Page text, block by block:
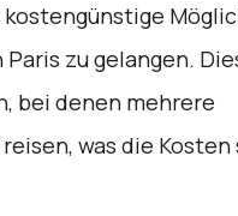
zu gelangen.
bei denen mehrere
was die